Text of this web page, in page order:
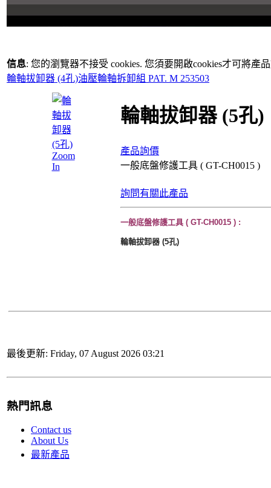
信息: 您的瀏覽器不接受 cookies. 您須要開啟cookies才可將產
輪軸拔卸器 (4孔)油壓輪軸拆卸組 PAT. M 253503
Zoom
In
輪軸拔卸器 (5孔)
產品詢價
一般底盤修護工具 ( GT-CH0015 )
詢問有關此產品
一般底盤修護工具 ( GT-CH0015 ) :
輪軸拔卸器 (5孔)
最後更新: Friday, 07 August 2026 03:21
熱門訊息
Contact us
About Us
最新產品